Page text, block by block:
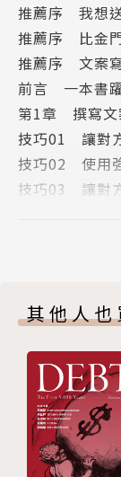
在仰賴社群媒
的年代，要抓
「文案帶勁」
具備良好的文
能寫出令人想
【好文案必備
1. 抓住眼球！
迷人光彩燦
2. 刺進要害！
「進廣告」
別怪潛在顧客
是深入荷包的
3. 留在心上！
還用說，讓人
推薦序 我想
推薦序 比金
推薦序 文案
前言 一本書
第1章 撰寫文
技巧01 讓對
技巧02 使用
技巧03 讓對
第2章 讓文
技巧06 情感真
技巧08 放入
技巧09 具體
技巧10 加入
技巧11 以列
技巧12 預言
其他人